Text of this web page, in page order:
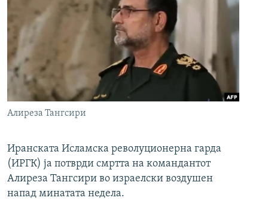
Алиреза Тангсири
Иранската Исламска револуционерна гарда
(ИРГК) ја потврди смртта на командантот
Алиреза Тангсири во израелски воздушен
напад минатата недела.